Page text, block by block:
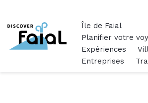
Île de Faial
Planifier votre
Expériences
Entreprises